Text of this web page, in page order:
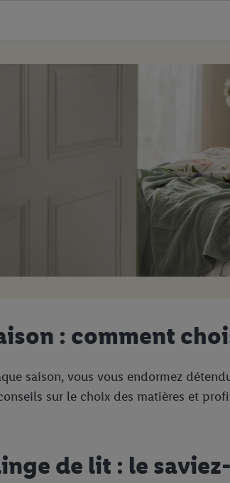
: comment
saison, vous vous endormez
sur le choix des matières et
de lit : le